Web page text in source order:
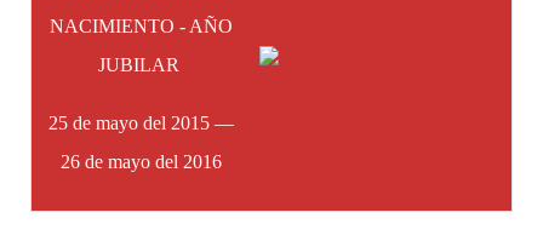
NACIMIENTO - AÑO
JUBILAR
25 de mayo del 2015 —
26 de mayo del 2016